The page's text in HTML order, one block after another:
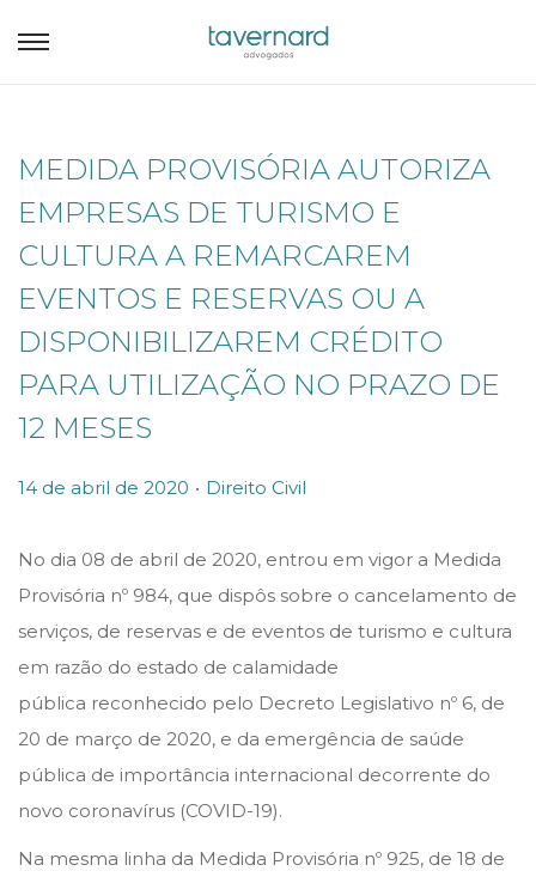
MEDIDA PROVISÓRIA AUTORIZA
EMPRESAS DE TURISMO E
CULTURA A REMARCAREM
EVENTOS E RESERVAS OU A
DISPONIBILIZAREM CRÉDITO
PARA UTILIZAÇÃO NO PRAZO DE
12 MESES
P
s
t
e
d
o
n
14 de abril de 2020 . P
s
t
e
d
i
n
Direito Civil
No dia 08 de abril de 2020, entrou em vigor a Medida
Provisória nº 984, que dispôs sobre o cancelamento de
serviços, de reservas e de eventos de turismo e cultura
em razão do estado de calamidade
pública reconhecido pelo Decreto Legislativo nº 6, de
20 de março de 2020, e da emergência de saúde
pública de importância internacional decorrente do
novo coronavírus (COVID-19).
Na mesma linha da Medida Provisória nº 925, de 18 de